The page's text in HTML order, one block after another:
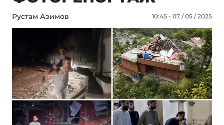
Рустам Азимов 10:45 - 07 / 05 / 2025